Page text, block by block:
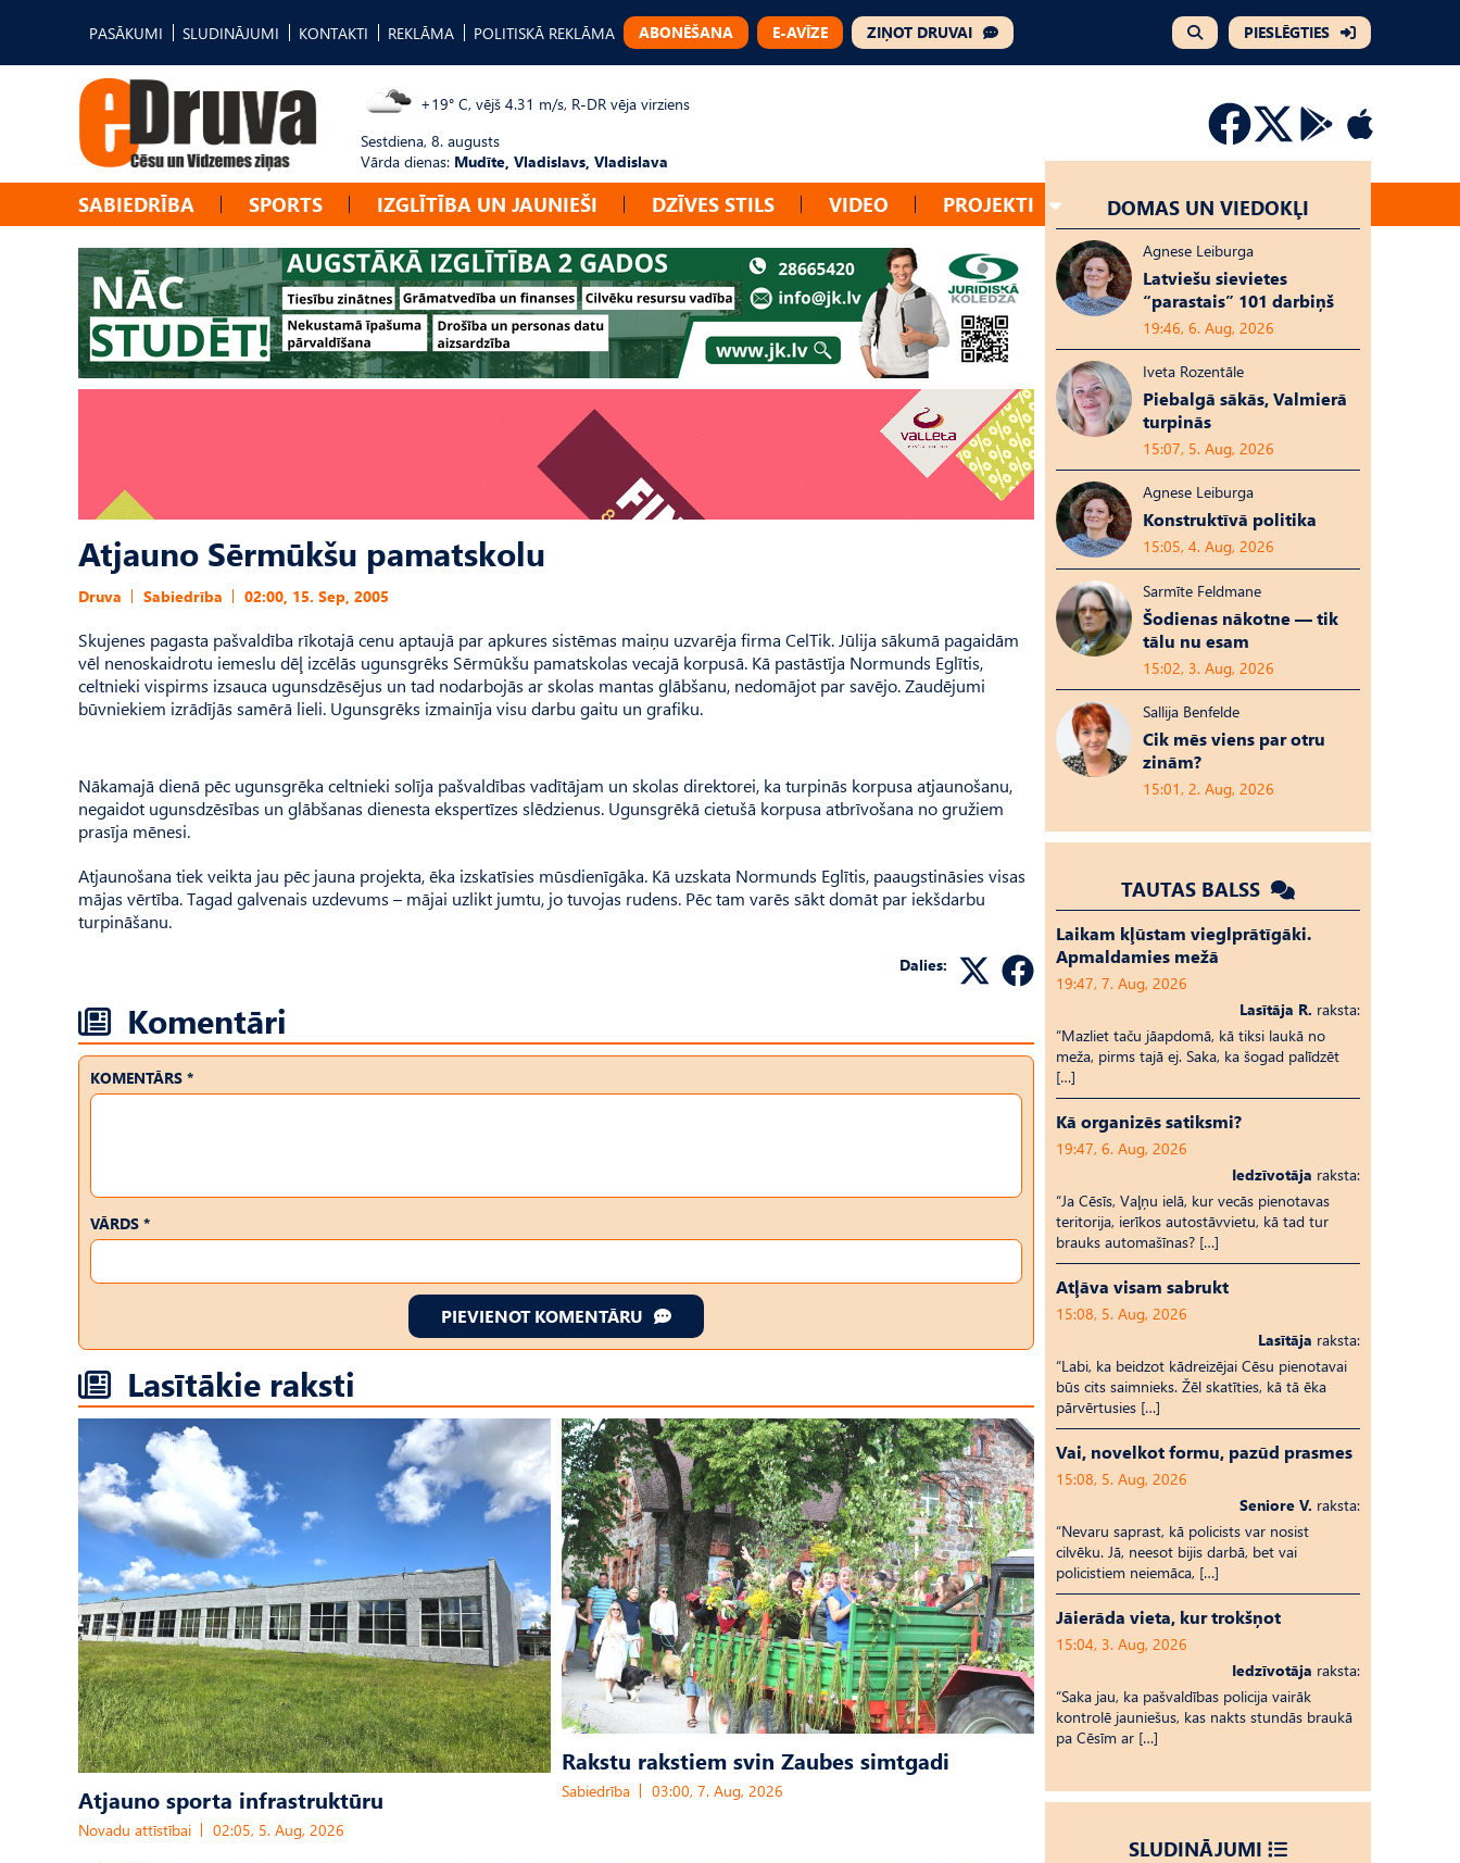
PASĀKUMI SLUDINĀJUMI KONTAKTI REKLĀMA POLITISKĀ REKLĀMA ABONĒŠANA E-AVĪZE ZIŅOT DRUVAI PIESLĒGTIES
+19° C, vējš 4.31 m/s, R-DR vēja virziens
Sestdiena, 8. augusts
Vārda dienas: Mudīte, Vladislavs, Vladislava
SABIEDRĪBA SPORTS IZGLĪTĪBA UN JAUNIEŠI DZĪVES STILS VIDEO PROJEKTI
Atjauno Sērmūkšu pamatskolu
Druva Sabiedrība 02:00, 15. Sep, 2005
Skujenes pagasta pašvaldība rīkotajā cenu aptaujā par apkures sistēmas maiņu uzvarēja firma CelTik. Jūlija sākumā pagaidām
vēl nenoskaidrotu iemeslu dēļ izcēlās ugunsgrēks Sērmūkšu pamatskolas vecajā korpusā. Kā pastāstīja Normunds Eglītis,
celtnieki vispirms izsauca ugunsdzēsējus un tad nodarbojās ar skolas mantas glābšanu, nedomājot par savējo. Zaudējumi
būvniekiem izrādījās samērā lieli. Ugunsgrēks izmainīja visu darbu gaitu un grafiku.
Nākamajā dienā pēc ugunsgrēka celtnieki solīja pašvaldības vadītājam un skolas direktorei, ka turpinās korpusa atjaunošanu,
negaidot ugunsdzēsības un glābšanas dienesta ekspertīzes slēdzienus. Ugunsgrēkā cietušā korpusa atbrīvošana no gružiem
prasīja mēnesi.
Atjaunošana tiek veikta jau pēc jauna projekta, ēka izskatīsies mūsdienīgāka. Kā uzskata Normunds Eglītis, paaugstināsies visas
mājas vērtība. Tagad galvenais uzdevums – mājai uzlikt jumtu, jo tuvojas rudens. Pēc tam varēs sākt domāt par iekšdarbu
turpināšanu.
Dalies:
Komentāri
KOMENTĀRS *
VĀRDS *
PIEVIENOT KOMENTĀRU
Lasītākie raksti
Atjauno sporta infrastruktūru
Novadu attīstībai 02:05, 5. Aug, 2026
Rakstu rakstiem svin Zaubes simtgadi
Sabiedrība 03:00, 7. Aug, 2026
DOMAS UN VIEDOKĻI
Agnese Leiburga
Latviešu sievietes
“parastais” 101 darbiņš
19:46, 6. Aug, 2026
Iveta Rozentāle
Piebalgā sākās, Valmierā
turpinās
15:07, 5. Aug, 2026
Agnese Leiburga
Konstruktīvā politika
15:05, 4. Aug, 2026
Sarmīte Feldmane
Šodienas nākotne — tik
tālu nu esam
15:02, 3. Aug, 2026
Sallija Benfelde
Cik mēs viens par otru
zinām?
15:01, 2. Aug, 2026
TAUTAS BALSS
Laikam kļūstam vieglprātīgāki.
Apmaldamies mežā
19:47, 7. Aug, 2026
Lasītāja R. raksta:
“Mazliet taču jāapdomā, kā tiksi laukā no
meža, pirms tajā ej. Saka, ka šogad palīdzēt
[…]
Kā organizēs satiksmi?
19:47, 6. Aug, 2026
Iedzīvotāja raksta:
“Ja Cēsīs, Vaļņu ielā, kur vecās pienotavas
teritorija, ierīkos autostāvvietu, kā tad tur
brauks automašīnas? […]
Atļāva visam sabrukt
15:08, 5. Aug, 2026
Lasītāja raksta:
“Labi, ka beidzot kādreizējai Cēsu pienotavai
būs cits saimnieks. Žēl skatīties, kā tā ēka
pārvērtusies […]
Vai, novelkot formu, pazūd prasmes
15:08, 5. Aug, 2026
Seniore V. raksta:
“Nevaru saprast, kā policists var nosist
cilvēku. Jā, neesot bijis darbā, bet vai
policistiem neiemāca, […]
Jāierāda vieta, kur trokšņot
15:04, 3. Aug, 2026
Iedzīvotāja raksta:
“Saka jau, ka pašvaldības policija vairāk
kontrolē jauniešus, kas nakts stundās braukā
pa Cēsīm ar […]
SLUDINĀJUMI